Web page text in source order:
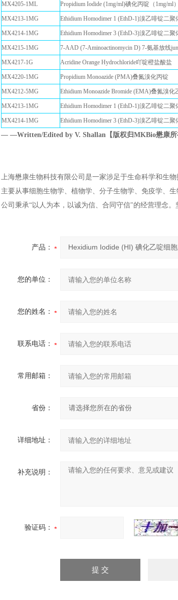
MX4205-1ML Propidium Iodide (1mg/ml)碘化丙啶（1mg/ml）
MX4213-1MG Ethidium Homodimer 1 (EthD-1)溴乙啡锭二聚
MX4214-1MG Ethidium Homodimer 3 (EthD-3)溴乙啡锭二聚
MX4215-1MG 7-AAD (7-Aminoactinomycin D) 7-氨基放线
MX4217-1G Acridine Orange Hydrochloride吖啶橙盐酸盐
MX4220-1MG Propidium Monoazide (PMA)叠氮溴化丙锭
MX4212-5MG Ethidium Monoazide Bromide (EMA)叠氮溴化
MX4213-1MG Ethidium Homodimer 1 (EthD-1)溴乙啡锭二聚
MX4214-1MG Ethidium Homodimer 3 (EthD-3)溴乙啡锭二聚
— —Written/Edited by V. Shallan【版权归MKBio懋康所
上海懋康生物科技有限公司是一家涉足于生命科学和生
主要从事细胞生物学、植物学、分子生物学、免疫学、
公司秉承“以人为本，以诚为信、合同守信"的经营理念
产品：
您的单位：
您的姓名：
联系电话：
常用邮箱：
省份：
详细地址：
补充说明：
验证码：